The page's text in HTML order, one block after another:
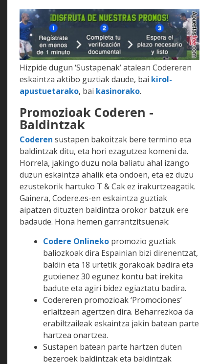
Hizpide dugun ‘Sustapenak’ atalean Codereren
eskaintza aktibo guztiak daude, bai kirol-
apustuetarako, bai kasinorako.
Promozioak Coderen -
Baldintzak
Coderen sustapen bakoitzak bere termino eta
baldintzak ditu, eta hori ezagutzea komeni da.
Horrela, jakingo duzu nola baliatu ahal izango
duzun eskaintza ahalik eta ondoen, eta ez duzu
ezustekorik hartuko T & Cak ez irakurtzeagatik.
Gainera, Codere.es-en eskaintza guztiak
aipatzen dituzten baldintza orokor batzuk ere
badaude. Hona hemen garrantzitsuenak:
Codere Onlineko promozio guztiak
baliozkoak dira Espainian bizi direnentzat,
baldin eta 18 urtetik gorakoak badira eta
gutxienez 30 egunez kontu bat irekita
badute eta agiri bidez egiaztatu badira.
Codereren promozioak ‘Promociones’
erlaitzean agertzen dira. Beharrezkoa da
erabiltzaileak eskaintza jakin batean parte
hartzea onartzea.
Sustapen batean parte hartzen duten
bezeroek baldintzak eta baldintzak